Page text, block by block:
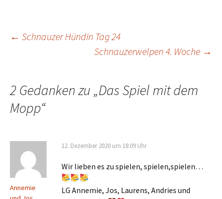
Beitrags-
← Schnauzer Hündin Tag 24
Schnauzerwelpen 4. Woche →
2 Gedanken zu „Das Spiel mit dem
Mopp“
Annemie
12. Dezember 2020 um 18:09 Uhr
Wir lieben es zu spielen, spielen,spielen…
LG Annemie, Jos, Laurens, Andries und